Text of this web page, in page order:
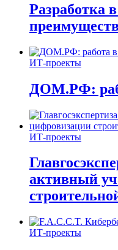
Разработка
ИТ-проекты
ДОМ.РФ:
ИТ-проекты
активный
ИТ-проекты